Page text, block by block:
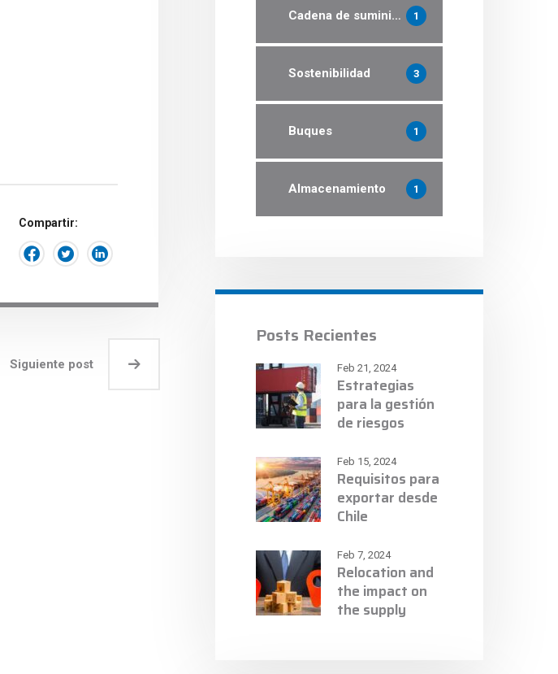
Compartir:
Siguiente post
Cadena de suministro 1
Sostenibilidad 3
Buques 1
Almacenamiento 1
Posts Recientes
Feb 21, 2024
Estrategias
para la gestión
de riesgos
Feb 15, 2024
Requisitos para
exportar desde
Chile
Feb 7, 2024
Relocation and
the impact on
the supply